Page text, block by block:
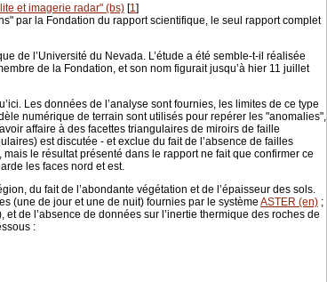
et imagerie radar" (bs) [1]
par la Fondation du rapport scientifique, le seul rapport complet
de l’Université du Nevada. L’étude a été semble-t-il réalisée
de la Fondation, et son nom figurait jusqu’à hier 11 juillet
Les données de l’analyse sont fournies, les limites de ce type
numérique de terrain sont utilisés pour repérer les "anomalies",
affaire à des facettes triangulaires de miroirs de faille
est discutée - et exclue du fait de l’absence de failles
le résultat présenté dans le rapport ne fait que confirmer ce
les faces nord et est.
du fait de l’abondante végétation et de l’épaisseur des sols.
(une de jour et une de nuit) fournies par le système ASTER (en) ;
de l’absence de données sur l’inertie thermique des roches de
: